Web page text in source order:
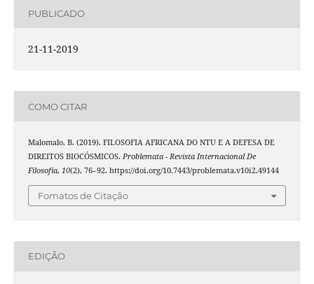
PUBLICADO
21-11-2019
COMO CITAR
Malomalo, B. (2019). FILOSOFIA AFRICANA DO NTU E A DEFESA DE
DIREITOS BIOCÓSMICOS. Problemata - Revista Internacional De
Filosofia, 10(2), 76–92. https://doi.org/10.7443/problemata.v10i2.49144
Fomatos de Citação
EDIÇÃO